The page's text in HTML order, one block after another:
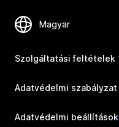
Szolgáltatási feltételek
Adatvédelmi szabályzat
Adatvédelmi beállítások